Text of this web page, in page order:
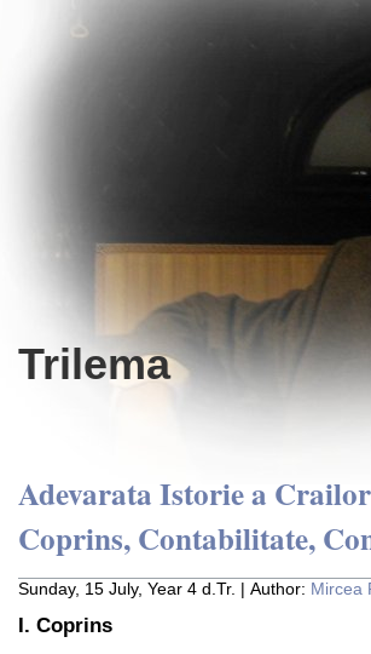
Trilema
Adevarata Istorie a
Coprins, Contabilitate,
Sunday, 15 July, Year 4 d.Tr. | Author: Mircea
I. Coprins